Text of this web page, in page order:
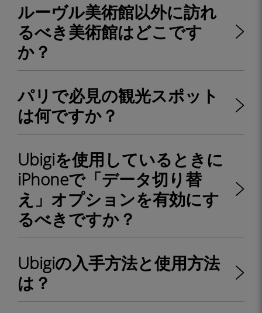
ルーヴル美術館以外に訪れ
るべき美術館はどこです
か？
パリで必見の観光スポット
は何ですか？
Ubigiを使用しているときに
iPhoneで「データ切り替
え」オプションを有効にす
るべきですか？
Ubigiの入手方法と使用方法
は？